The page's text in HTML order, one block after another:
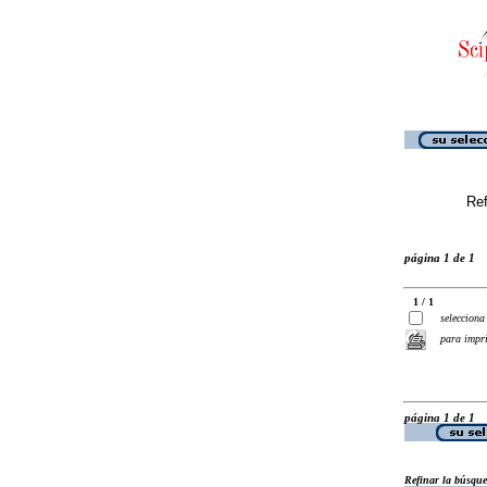
página 1 de 1
1 / 1
selecciona
para
página 1 de 1
Refinar la